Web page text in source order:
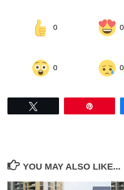
0 0
0 0
YOU MAY ALSO LIKE...